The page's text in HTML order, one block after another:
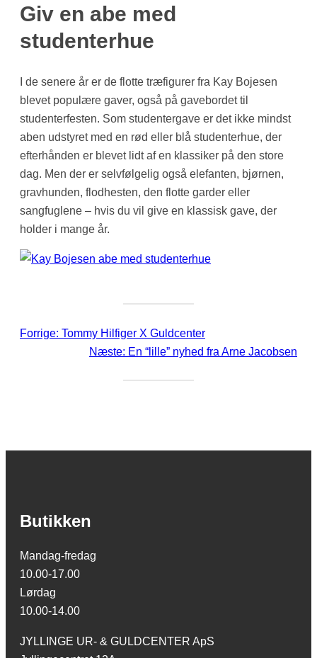
Giv en abe med
studenterhue
I de senere år er de flotte træfigurer fra Kay Bojesen
blevet populære gaver, også på gavebordet til
studenterfesten. Som studentergave er det ikke mindst
aben udstyret med en rød eller blå studenterhue, der
efterhånden er blevet lidt af en klassiker på den store
dag. Men der er selvfølgelig også elefanten, bjørnen,
gravhunden, flodhesten, den flotte garder eller
sangfuglene – hvis du vil give en klassisk gave, der
holder i mange år.
Forrige: Tommy Hilfiger X Guldcenter
Næste: En “lille” nyhed fra Arne Jacobsen
Butikken
Mandag-fredag
10.00-17.00
Lørdag
10.00-14.00
JYLLINGE UR- & GULDCENTER ApS